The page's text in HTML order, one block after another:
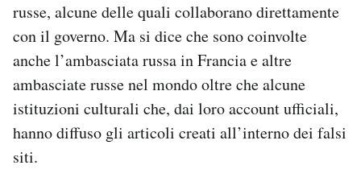
russe, alcune delle quali collaborano direttamente
con il governo. Ma si dice che sono coinvolte
anche l’ambasciata russa in Francia e altre
ambasciate russe nel mondo oltre che alcune
istituzioni culturali che, dai loro account ufficiali,
hanno diffuso gli articoli creati all’interno dei falsi
siti.